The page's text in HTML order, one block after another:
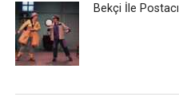
Bekçi İle Postacı